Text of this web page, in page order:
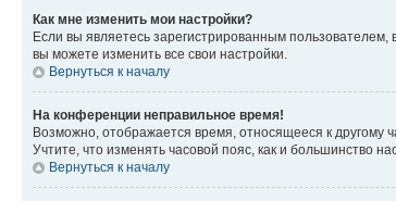
Как мне изменить мои настройки?
Если вы являетесь зарегистрированным
вы можете изменить все свои настройки.
Вернуться к началу
На конференции неправильное время!
Возможно, отображается время, относящееся к другому
Учтите, что изменять часовой пояс, как и большинство
Вернуться к началу